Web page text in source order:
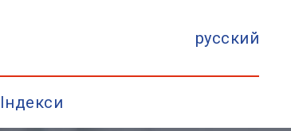
русский
Індекси